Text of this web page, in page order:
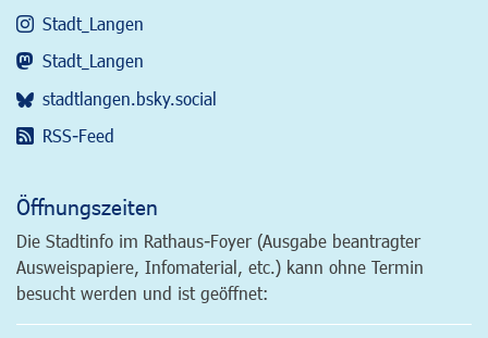
Stadt_Langen
Stadt_Langen
stadtlangen.bsky.social
RSS-Feed
Öffnungszeiten
Die Stadtinfo im Rathaus-Foyer (Ausgabe beantragter
Ausweispapiere, Infomaterial, etc.) kann ohne Termin
besucht werden und ist geöffnet: